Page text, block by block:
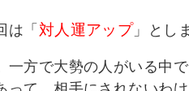
は「 対人運アップ 」とし
方で大勢の人がいる中で